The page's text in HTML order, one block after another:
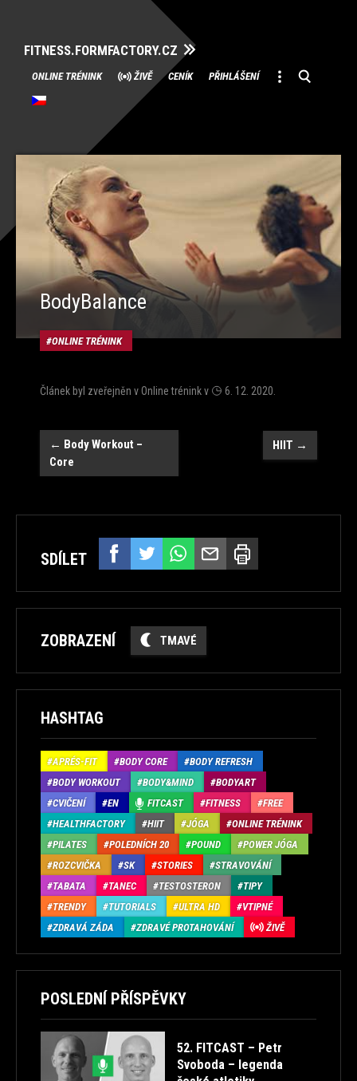
FITNESS.FORMFACTORY.CZ
Přeskočit
na
obsah
ONLINE TRÉNINK ŽIVĚ CENÍK PŘIHLÁŠENÍ
BodyBalance
ONLINE TRÉNINK
Článek byl zveřejněn vOnline tréninkv 6. 12. 2020
Navigace
← Body Workout –
Core
HIIT →
SDÍLET
ZOBRAZENÍ TMAVÉ
HASHTAG
APRÉS-FIT BODY CORE
BODY REFRESH
BODY WORKOUT
BODY&MIND
BODYART
CVIČENÍ
EN FITCAST FITNESS
FREE
HEALTHFACTORY
HIIT JÓGA
ONLINE TRÉNINK
PILATES
POLEDNÍCH 20 POUND
POWER JÓGA
ROZCVIČKA
SK STORIES
STRAVOVÁNÍ
TABATA
TANEC TESTOSTERON
TIPY
TRENDY
TUTORIALS ULTRA HD
VTIPNÉ
ZDRAVÁ ZÁDA
ZDRAVÉ PROTAHOVÁNÍ ŽIVĚ
POSLEDNÍ PŘÍSPĚVKY
52. FITCAST – Petr
Svoboda – legenda